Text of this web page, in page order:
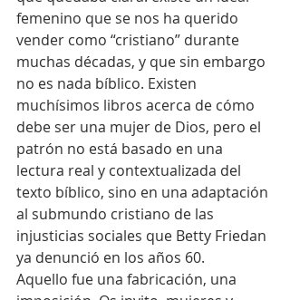
femenino que se nos ha querido
vender como “cristiano” durante
muchas décadas, y que sin embargo
no es nada bíblico. Existen
muchísimos libros acerca de cómo
debe ser una mujer de Dios, pero el
patrón no está basado en una
lectura real y contextualizada del
texto bíblico, sino en una adaptación
al submundo cristiano de las
injusticias sociales que Betty Friedan
ya denunció en los años 60.
Aquello fue una fabricación, una